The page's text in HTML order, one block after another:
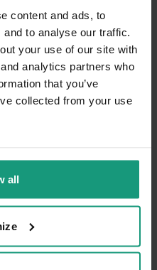
content and ads, to
to analyse our traffic.
your use of our site with
analytics partners who
that you’ve
collected from your use
all
sklepu
opinię - to czysta
klientów!
produktu:
z jagnięciną